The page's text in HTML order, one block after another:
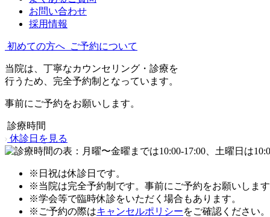
お問い合わせ
採用情報
初めての方へ ご予約について
当院は、丁寧なカウンセリング・診療を
行うため、完全予約制となっています。
事前にご予約をお願いします。
診療時間
休診日を見る
※日祝は休診日です。
※当院は完全予約制です。事前にご予約をお願いしま
※学会等で臨時休診をいただく場合もあります。
※ご予約の際はキャンセルポリシーをご確認ください。